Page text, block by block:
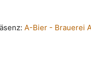
A-Bier - Brauerei